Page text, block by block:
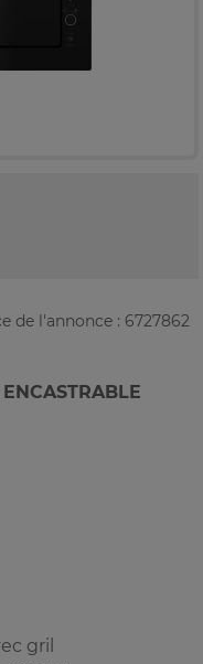
de l'annonce : 6727862
gril